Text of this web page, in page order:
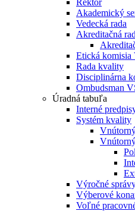
Rektor
Akademický
Vedecká rada
Akreditačná
Etická
Rada kvality
Disciplinárna
Ombudsman
Úradná tabuľa
Interné
Systém kvality
Výročné
Výberové
Voľné